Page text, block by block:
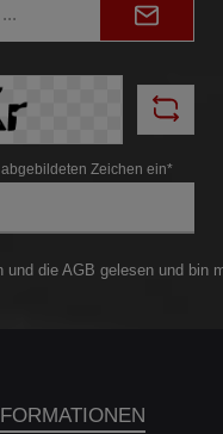
Zeichen ein*
und die AGB gelesen und bin